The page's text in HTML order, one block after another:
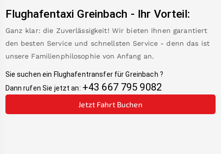
Flughafentaxi Greinbach - Ihr Vorteil:
Ganz klar: die Zuverlässigkeit! Wir bieten Ihnen garantiert
den besten Service und schnellsten Service - denn das ist
unsere Familienphilosophie von Anfang an.
Sie suchen ein Flughafentransfer für Greinbach ?
Dann rufen Sie jetzt an: +43 667 795 9082
Jetzt Fahrt Buchen